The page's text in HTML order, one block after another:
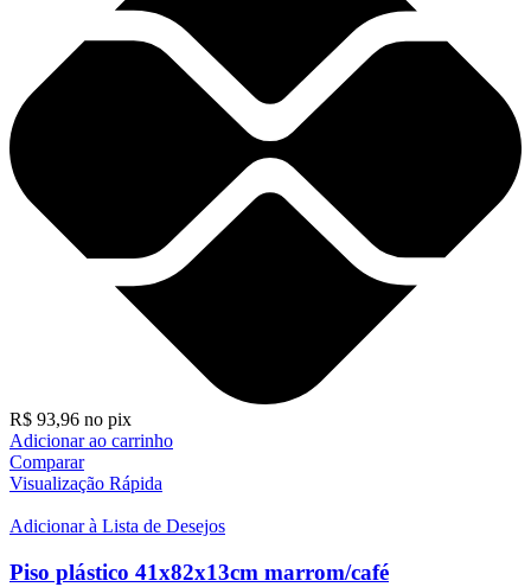
R$ 93,96 no pix
Adicionar ao carrinho
Comparar
Visualização Rápida
Adicionar à Lista de Desejos
Piso plástico 41x82x13cm marrom/café